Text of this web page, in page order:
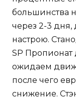
большинства
через 2-3 дня,
настрою.
SP Пропионат
ожидаем
после чего
снижение.